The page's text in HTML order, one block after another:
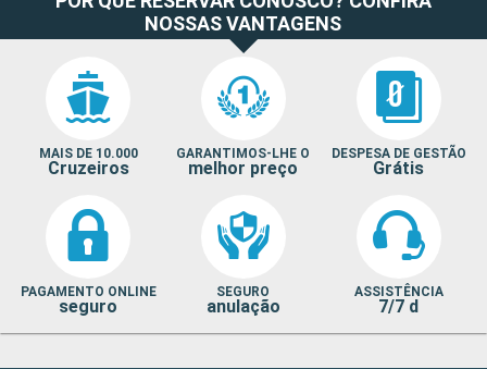
NOSSAS VANTAGENS
MAIS DE 10.000
Cruzeiros
GARANTIMOS-LHE O
melhor preço
DESPESA DE GESTÃO
Grátis
PAGAMENTO ONLINE
seguro
SEGURO
anulação
ASSISTÊNCIA
7/7 d